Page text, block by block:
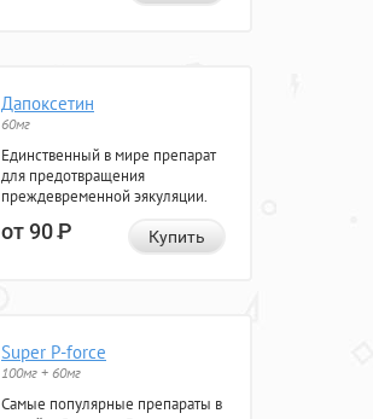
Дапоксетин
60мг
Единственный в мире препарат
для предотвращения
преждевременной эякуляции.
от 90Р Купить
Super P-force
100мг + 60мг
Самые популярные препараты в